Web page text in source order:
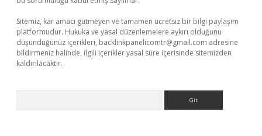
Sitemiz, kar amacı gütmeyen ve tamamen ücretsiz bir bilgi paylaşım
platformudur. Hukuka ve yasal düzenlemelere aykırı olduğunu
düşündüğünüz içerikleri, backlinkpanelicomtr@gmail.com adresine
bildirmeniz halinde, ilgili içerikler yasal süre içerisinde sitemizden
kaldırılacaktır.